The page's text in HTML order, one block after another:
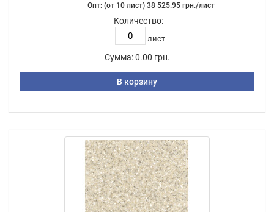
Опт: (от 10 лист) 38 525.95 грн./лист
Количество:
лист
Сумма: 0.00 грн.
В корзину